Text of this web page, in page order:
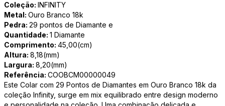
Coleção: INFINITY
Metal: Ouro Branco 18k
Pedra: 29 pontos de Diamante e
Quantidade: 1 Diamante
Comprimento: 45,00(cm)
Altura: 8,18(mm)
Largura: 8,20(mm)
Referência: COOBCM00000049
Este Colar com 29 Pontos de Diamantes em Ouro Branco 18k da
coleção Infinity, surge em mix equilibrado entre design moderno